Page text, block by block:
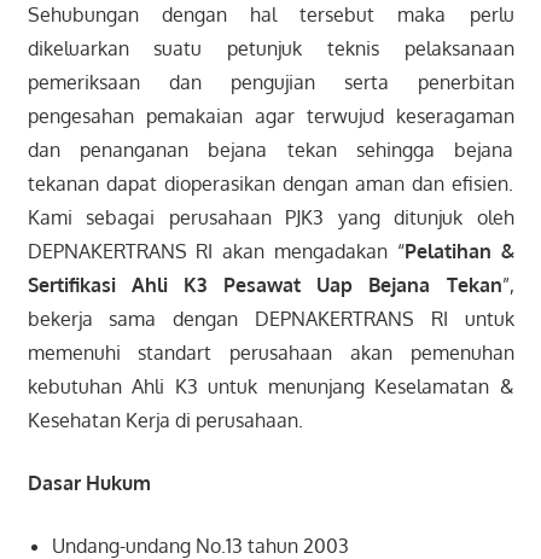
Sehubungan dengan hal tersebut maka perlu
dikeluarkan suatu petunjuk teknis pelaksanaan
pemeriksaan dan pengujian serta penerbitan
pengesahan pemakaian agar terwujud keseragaman
dan penanganan bejana tekan sehingga bejana
tekanan dapat dioperasikan dengan aman dan efisien.
Kami sebagai perusahaan PJK3 yang ditunjuk oleh
DEPNAKERTRANS RI akan mengadakan “Pelatihan &
Sertifikasi Ahli K3 Pesawat Uap Bejana Tekan”,
bekerja sama dengan DEPNAKERTRANS RI untuk
memenuhi standart perusahaan akan pemenuhan
kebutuhan Ahli K3 untuk menunjang Keselamatan &
Kesehatan Kerja di perusahaan.
Dasar Hukum
Undang-undang No.13 tahun 2003